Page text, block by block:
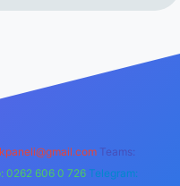
Teams:
0262 606 0 726 Telegram: